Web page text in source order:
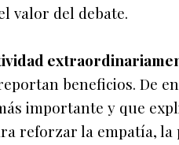
valor del debate.
beneficios. De
importante y que
reforzar la empatía, la